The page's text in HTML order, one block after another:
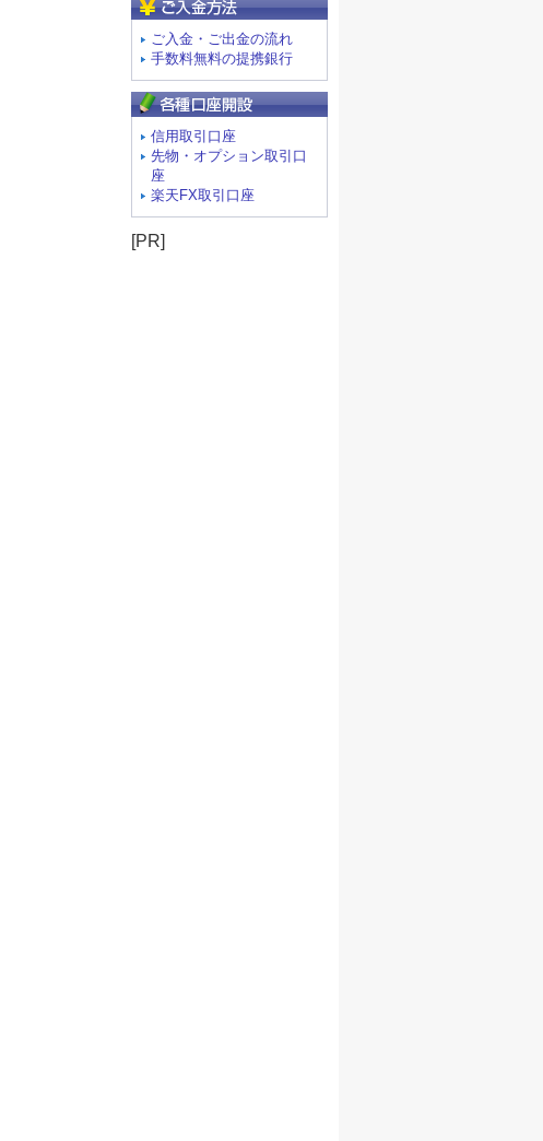
ご入金・ご出金の流れ
手数料無料の提携銀行
信用取引口座
先物・オプション取引口
座
楽天FX取引口座
[PR]